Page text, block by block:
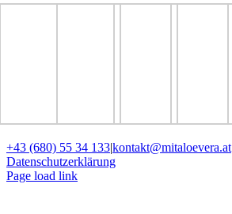
+43 (680) 55 34 133|kontakt@mitaloevera.at
Datenschutzerklärung
Page load link